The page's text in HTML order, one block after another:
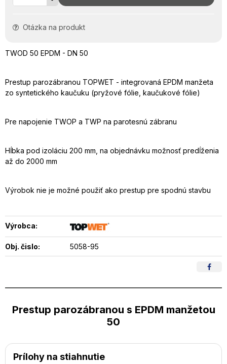
Otázka na produkt
TWOD 50 EPDM - DN 50
Prestup parozábranou TOPWET - integrovaná EPDM manžeta
zo syntetického kaučuku (pryžové fólie, kaučukové fólie)
Pre napojenie TWOP a TWP na parotesnú zábranu
Hĺbka pod izoláciu 200 mm, na objednávku možnosť predĺženia
až do 2000 mm
Výrobok nie je možné použiť ako prestup pre spodnú stavbu
Výrobca:
Obj. čislo: 5058-95
Prestup parozábranou s EPDM manžetou
50
Prílohy na stiahnutie